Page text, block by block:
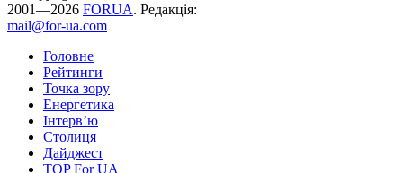
2001—2026 FORUA. Редакція:
mail@for-ua.com
Головне
Рейтинги
Точка зору
Енергетика
Інтерв’ю
Столиця
Дайджест
TOP For UA